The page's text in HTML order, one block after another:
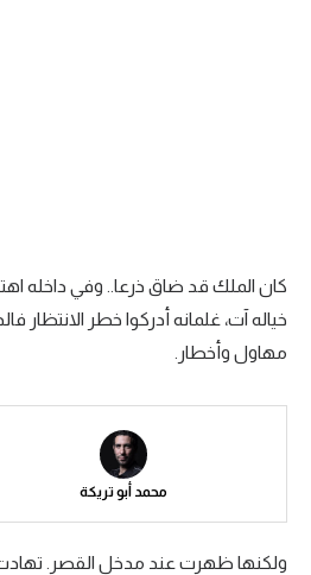
سعودي في الجول
الدوري الإنجليزي
رياضات أخرى
كان الملك قد ضاق ذرعا.. وفي داخله
خياله آت، غلمانه أدركوا خطر الانتظار
مهاول وأخطار.
محمد أبو تريكة
ولكنها ظهرت عند مدخل القصر. تهادت